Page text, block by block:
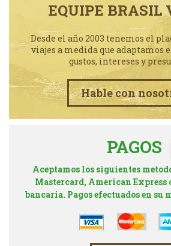
EQUIPE BRASIL
Desde el año 2003 tenemos el
viajes a medida que adaptamos
gustos, intereses y
Hable con
PAGOS
Aceptamos los siguientes
Mastercard, American Express
bancaria. Pagos efectuados en su